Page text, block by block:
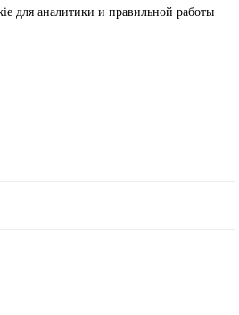
для аналитики и правильной работы